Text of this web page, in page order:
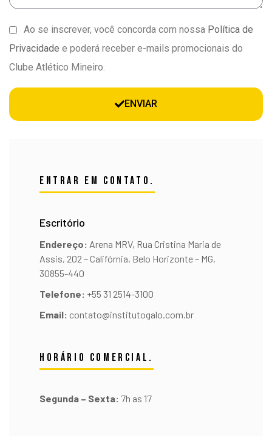
Ao se inscrever, você concorda com nossa Política de
Privacidade e poderá receber e-mails promocionais do
Clube Atlético Mineiro.
ENVIAR
entrar em contato.
Escritório
Endereço: Arena MRV, Rua Cristina Maria de
Assis, 202 – Califórnia, Belo Horizonte – MG,
30855-440
Telefone: +55 31 2514-3100
Email: contato@institutogalo.com.br
horário comercial.
Segunda – Sexta: 7h as 17